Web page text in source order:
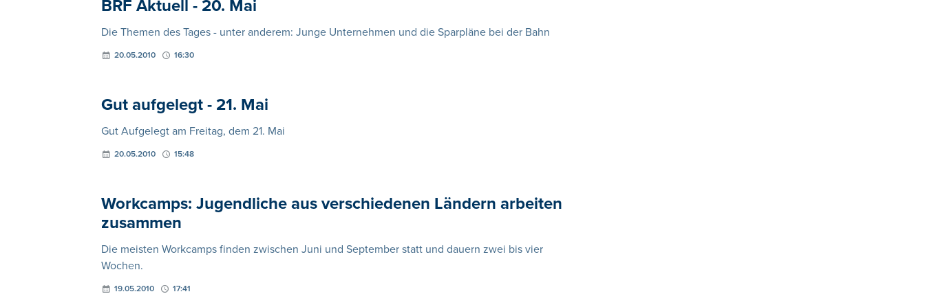
BRF Aktuell - 20. Mai
Die Themen des Tages - unter anderem: Junge Unternehmen und die Sparpläne bei der Bahn
20.05.2010 16:30
Gut aufgelegt - 21. Mai
Gut Aufgelegt am Freitag, dem 21. Mai
20.05.2010 15:48
Workcamps: Jugendliche aus verschiedenen Ländern arbeiten
zusammen
Die meisten Workcamps finden zwischen Juni und September statt und dauern zwei bis vier
Wochen.
19.05.2010 17:41